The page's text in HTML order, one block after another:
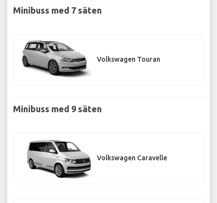
Minibuss med 7 säten
Volkswagen Touran
Minibuss med 9 säten
Volkswagen Caravelle